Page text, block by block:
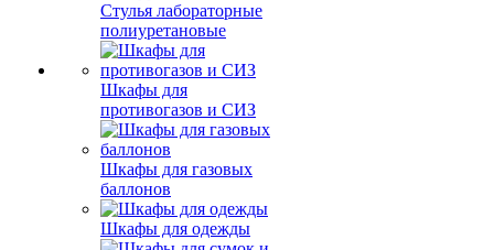
Стулья лабораторные
полиуретановые
Шкафы для
противогазов и СИЗ
Шкафы для газовых
баллонов
Шкафы для одежды